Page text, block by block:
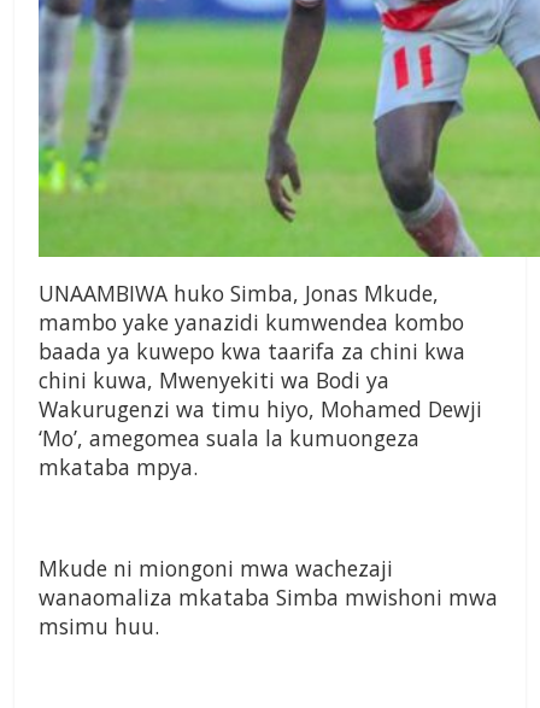
UNAAMBIWA huko Simba, Jonas Mkude,
mambo yake yanazidi kumwendea kombo
baada ya kuwepo kwa taarifa za chini kwa
chini kuwa, Mwenyekiti wa Bodi ya
Wakurugenzi wa timu hiyo, Mohamed Dewji
‘Mo’, amegomea suala la kumuongeza
mkataba mpya.
Mkude ni miongoni mwa wachezaji
wanaomaliza mkataba Simba mwishoni mwa
msimu huu.